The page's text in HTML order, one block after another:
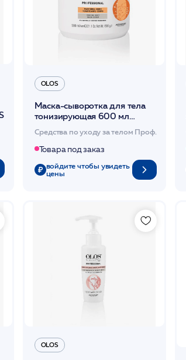
OLOS
Маска-сыворотка для тела
тонизирующая 600 мл
Средства по уходу за телом Проф.
Товара под заказ
войдите чтобы увидеть
цены
OLOS